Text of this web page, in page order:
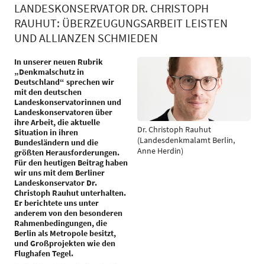
LANDESKONSERVATOR DR. CHRISTOPH
RAUHUT: ÜBERZEUGUNGSARBEIT LEISTEN
UND ALLIANZEN SCHMIEDEN
In unserer neuen Rubrik
„Denkmalschutz in
Deutschland“ sprechen wir
mit den deutschen
Landeskonservatorinnen und
Landeskonservatoren über
ihre Arbeit, die aktuelle
Situation in ihren
Bundesländern und die
größten Herausforderungen.
Für den heutigen Beitrag haben
wir uns mit dem Berliner
Landeskonservator Dr.
Christoph Rauhut unterhalten.
Er berichtete uns unter
anderem von den besonderen
Rahmenbedingungen, die
Berlin als Metropole besitzt,
und Großprojekten wie den
Flughafen Tegel.
Dr. Christoph Rauhut
(Landesdenkmalamt Berlin,
Anne Herdin)